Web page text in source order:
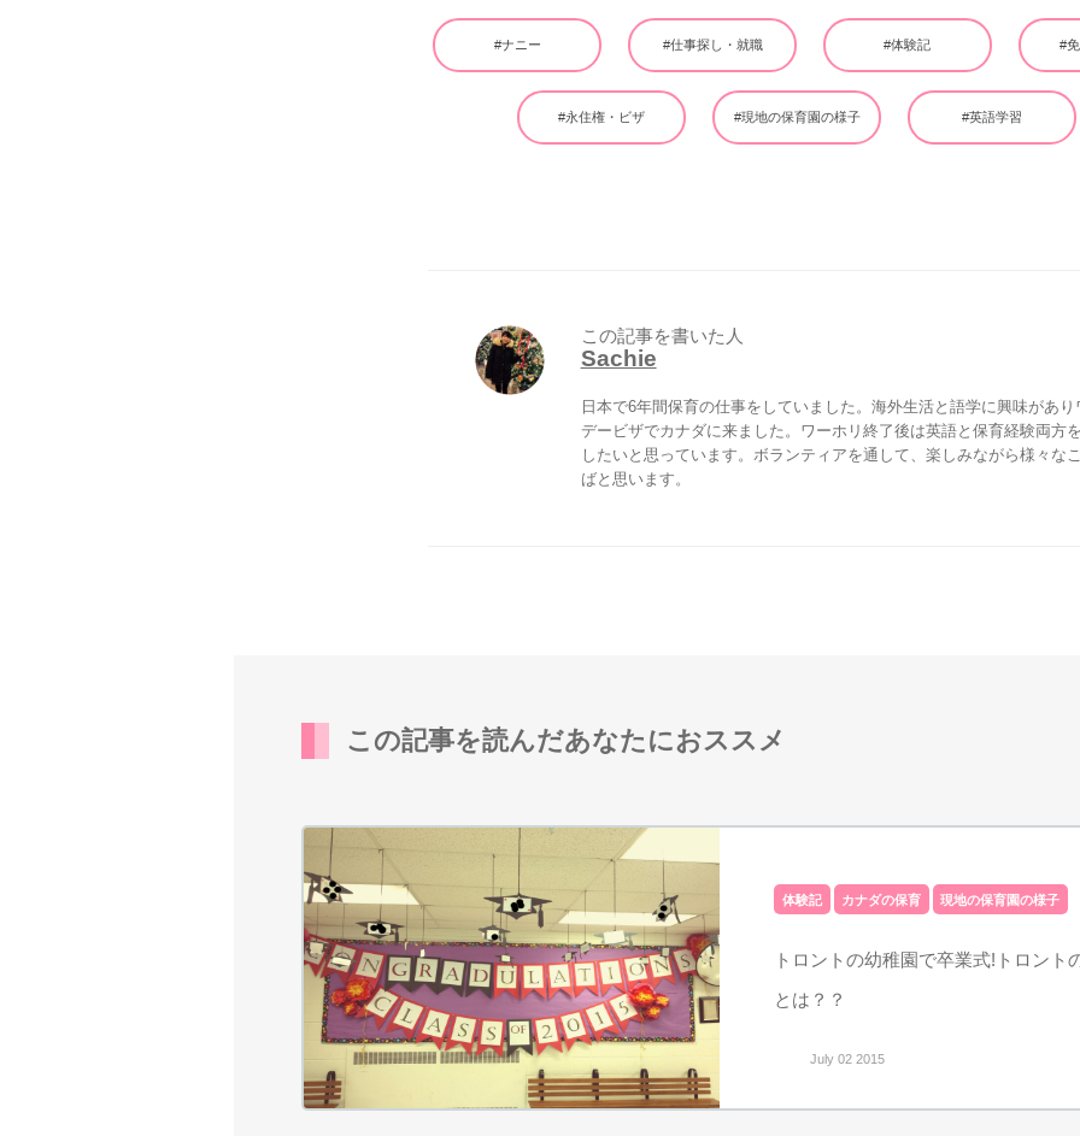
#ナニー #仕事探し・就職 #体験記 #
#永住権・ビザ #現地の保育園の様子 #英語学習
この記事を書いた人
Sachie
日本で6年間保育の仕事をしていました。海外生活と語学に興味があり
デービザでカナダに来ました。ワーホリ終了後は英語と保育経験両方
したいと思っています。ボランティアを通して、楽しみながら様々な
ばと思います。
この記事を読んだあなたにおススメ
体験記 カナダの保育 現地の保育園の様子
トロントの幼稚園で卒業式!トロント
とは？？
July 02 2015